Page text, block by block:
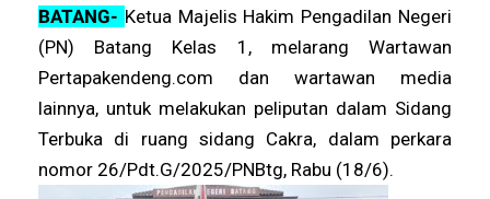
BATANG- Ketua Majelis Hakim Pengadilan Negeri
(PN) Batang Kelas 1, melarang Wartawan
Pertapakendeng.com dan wartawan media
lainnya, untuk melakukan peliputan dalam Sidang
Terbuka di ruang sidang Cakra, dalam perkara
nomor 26/Pdt.G/2025/PNBtg, Rabu (18/6).